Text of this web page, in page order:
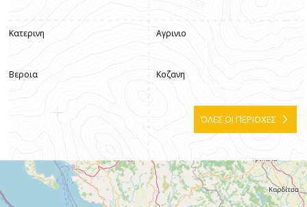
Κατερινη
Βεροια
Αγρινιο
Κοζανη
ΌΛΕΣ ΟΙ ΠΕΡΙΟΧΕΣ